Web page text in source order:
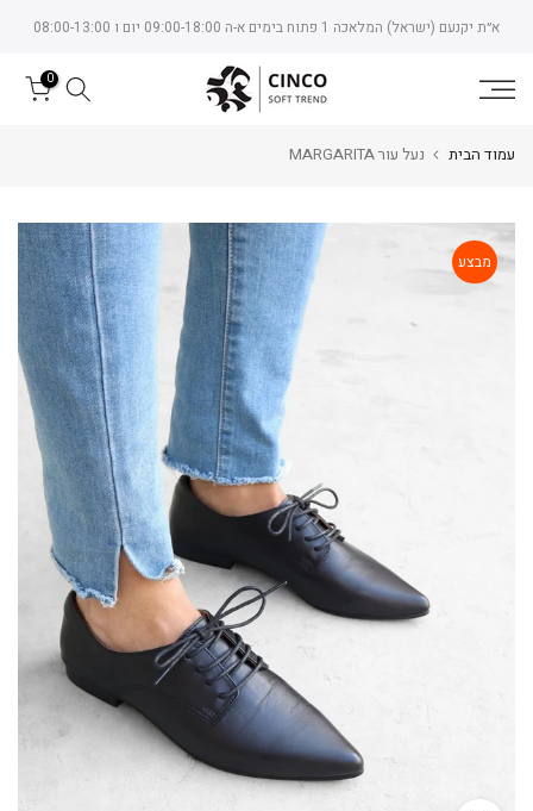
Skip
content
א״ת יקנעם (ישראל) המלאכה 1 פתוח בימים א-ה 09:00-18:00 יום ו 08:00-13:00
0
עמוד הבית נעל עור MARGARITA
מבצע